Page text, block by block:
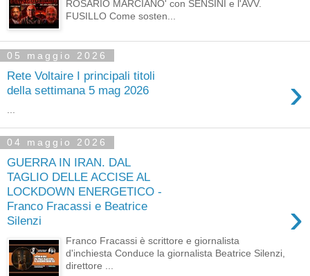
ROSARIO MARCIANO' con SENSINI e l'AVV.
FUSILLO Come sosten...
05 maggio 2026
Rete Voltaire I principali titoli
della settimana 5 mag 2026
›
...
04 maggio 2026
GUERRA IN IRAN. DAL
TAGLIO DELLE ACCISE AL
LOCKDOWN ENERGETICO -
Franco Fracassi e Beatrice
Silenzi
›
Franco Fracassi è scrittore e giornalista
d'inchiesta Conduce la giornalista Beatrice Silenzi,
direttore ...